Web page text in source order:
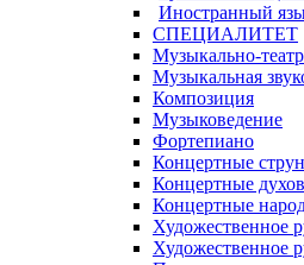
Иностранный
СПЕЦИАЛИТЕТ
Музыкально-
Музыкальная
Композиция
Музыковедение
Фортепиано
Концертные
Концертные
Концертные
Художественное
Художественное